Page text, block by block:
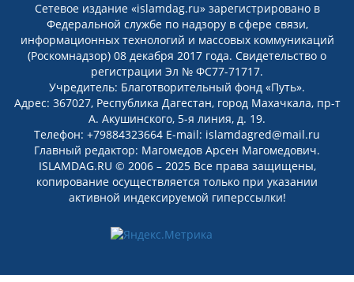
Сетевое издание «islamdag.ru» зарегистрировано в
Федеральной службе по надзору в сфере связи,
информационных технологий и массовых коммуникаций
(Роскомнадзор) 08 декабря 2017 года. Свидетельство о
регистрации Эл № ФС77-71717.
Учредитель: Благотворительный фонд «Путь».
Адрес: 367027, Республика Дагестан, город Махачкала, пр-т
А. Акушинского, 5-я линия, д. 19.
Телефон: +79884323664 E-mail: islamdagred@mail.ru
Главный редактор: Магомедов Арсен Магомедович.
ISLAMDAG.RU © 2006 – 2025 Все права защищены,
копирование осуществляется только при указании
активной индексируемой гиперссылки!